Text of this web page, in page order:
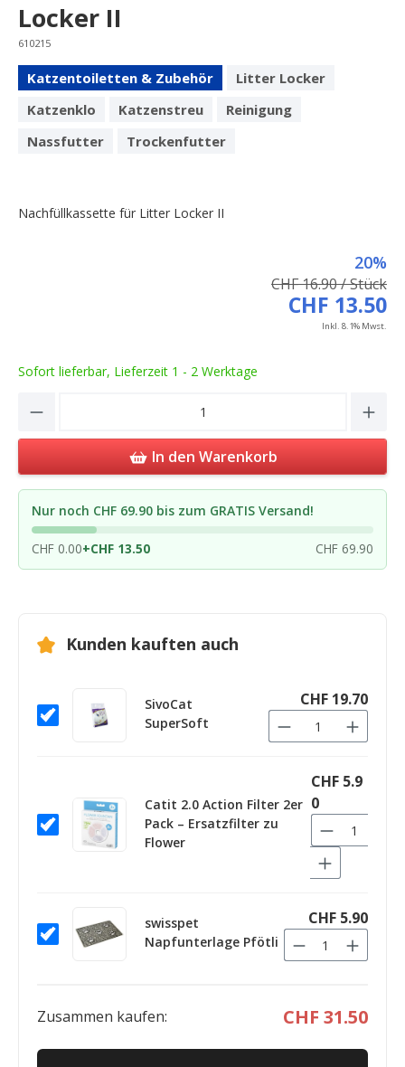
Locker II
610215
Katzentoiletten & Zubehör
Litter Locker
Katzenklo
Katzenstreu
Reinigung
Nassfutter
Trockenfutter
Nachfüllkassette für Litter Locker II
20%
CHF 16.90 / Stück
CHF 13.50
Inkl. 8.1% Mwst.
Sofort lieferbar, Lieferzeit 1 - 2 Werktage
Product Quantity: Enter the desired
In den Warenkorb
Nur noch CHF 69.90 bis zum GRATIS Versand!
CHF 0.00+CHF 13.50 CHF 69.90
Kunden kauften auch
SivoCat
SuperSoft
CHF 19.70
Catit 2.0 Action Filter 2er
Pack – Ersatzfilter zu
Flower
CHF 5.9
0
swisspet
Napfunterlage Pfötli
CHF 5.90
Zusammen kaufen: CHF 31.50